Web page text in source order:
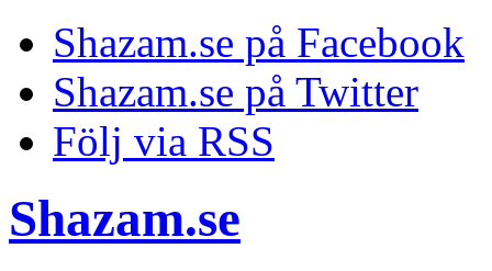
Shazam.se på Facebook
Shazam.se på Twitter
Följ via RSS
Shazam.se